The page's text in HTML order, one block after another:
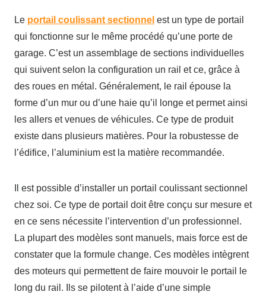
Le portail coulissant sectionnel est un type de portail
qui fonctionne sur le même procédé qu’une porte de
garage. C’est un assemblage de sections individuelles
qui suivent selon la configuration un rail et ce, grâce à
des roues en métal. Généralement, le rail épouse la
forme d’un mur ou d’une haie qu’il longe et permet ainsi
les allers et venues de véhicules. Ce type de produit
existe dans plusieurs matières. Pour la robustesse de
l’édifice, l’aluminium est la matière recommandée.
Il est possible d’installer un portail coulissant sectionnel
chez soi. Ce type de portail doit être conçu sur mesure et
en ce sens nécessite l’intervention d’un professionnel.
La plupart des modèles sont manuels, mais force est de
constater que la formule change. Ces modèles intègrent
des moteurs qui permettent de faire mouvoir le portail le
long du rail. Ils se pilotent à l’aide d’une simple